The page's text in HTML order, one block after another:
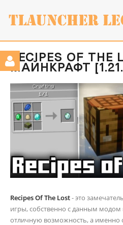
RECIPES OF THE
МАЙНКРАФТ
Recipes Of The Lost- это
игры, собственно с данным
отличную возможность, а